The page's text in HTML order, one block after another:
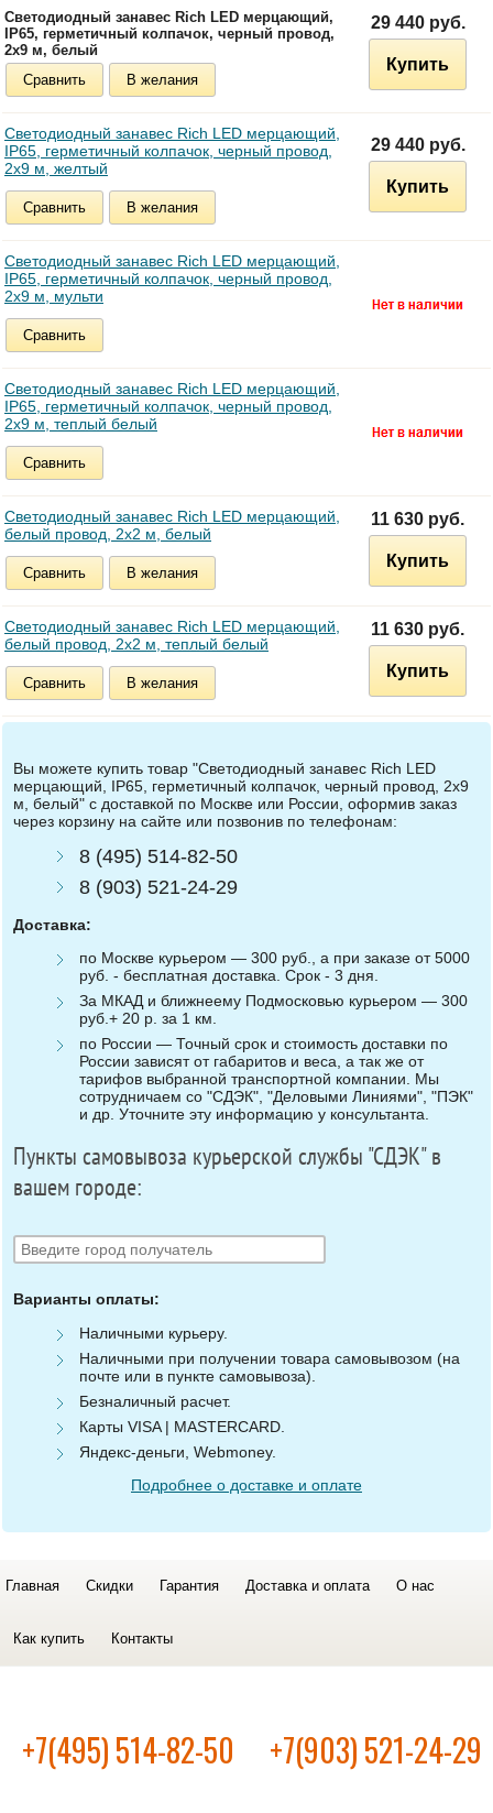
Светодиодный занавес Rich LED мерцающий,
IP65, герметичный колпачок, черный провод,
2х9 м, белый
Сравнить
В желания
29 440 руб.
Купить
Светодиодный занавес Rich LED мерцающий,
IP65, герметичный колпачок, черный провод,
2х9 м, желтый
Сравнить В желания
29 440 руб.
Купить
Светодиодный занавес Rich LED мерцающий,
IP65, герметичный колпачок, черный провод,
2х9 м, мульти
Сравнить
Светодиодный занавес Rich LED мерцающий,
IP65, герметичный колпачок, черный провод,
2х9 м, теплый белый
Сравнить
Светодиодный занавес Rich LED мерцающий,
белый провод, 2х2 м, белый
Сравнить В желания
11 630 руб.
Купить
Светодиодный занавес Rich LED мерцающий,
белый провод, 2х2 м, теплый белый
Сравнить В желания
11 630 руб.
Купить
Вы можете купить товар "Светодиодный занавес Rich LED
мерцающий, IP65, герметичный колпачок, черный провод, 2х9
м, белый" с доставкой по Москве или России, оформив заказ
через корзину на сайте или позвонив по телефонам:
8 (495) 514-82-50
8 (903) 521-24-29
Доставка:
по Москве курьером — 300 руб., а при заказе от 5000
руб. - бесплатная доставка. Срок - 3 дня.
За МКАД и ближнеему Подмосковью курьером — 300
руб.+ 20 р. за 1 км.
по России — Точный срок и стоимость доставки по
России зависят от габаритов и веса, а так же от
тарифов выбранной транспортной компании. Мы
сотрудничаем со "СДЭК", "Деловыми Линиями", "ПЭК"
и др. Уточните эту информацию у консультанта.
Пункты самовывоза курьерской службы "СДЭК" в
вашем городе:
Варианты оплаты:
Наличными курьеру.
Наличными при получении товара самовывозом (на
почте или в пункте самовывоза).
Безналичный расчет.
Карты VISA | MASTERCARD.
Яндекс-деньги, Webmoney.
Подробнее о доставке и оплате
Главная Скидки Гарантия Доставка и оплата О нас
Как купить Контакты
+7(495) 514-82-50 +7(903) 521-24-29